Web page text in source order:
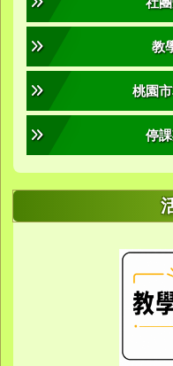
教
桃園
停
link to
link to
link
link
link
link
link
link
link